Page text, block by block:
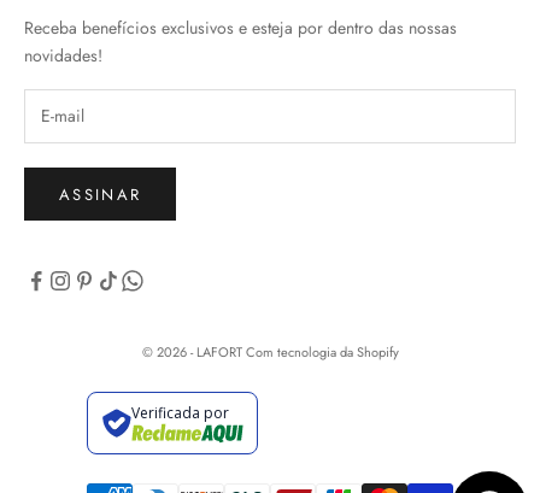
Receba benefícios exclusivos e esteja por dentro das nossas
novidades!
ASSINAR
© 2026 - LAFORTCom tecnologia da Shopify
Verificada por